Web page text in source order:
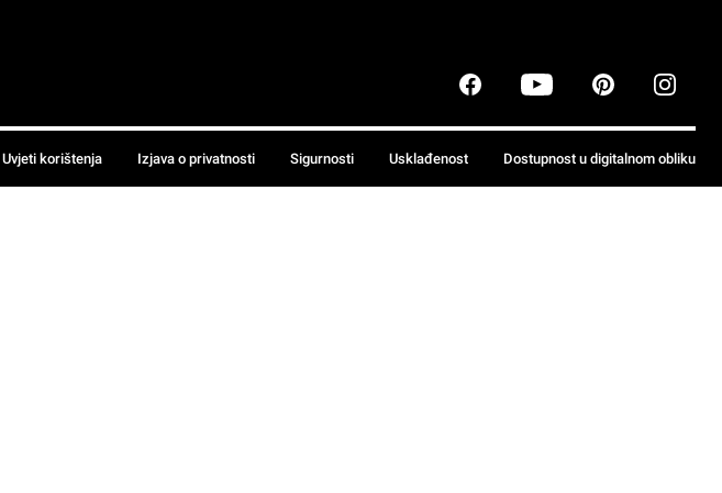
Uvjeti korištenja Izjava o privatnosti Sigurnosti Usklađenost Dostupnost u digitalnom obliku